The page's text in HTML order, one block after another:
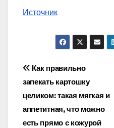
Источник
Навигация
по
записям
Как правильно
запекать картошку
целиком: такая мягкая и
аппетитная, что можно
есть прямо с кожурой